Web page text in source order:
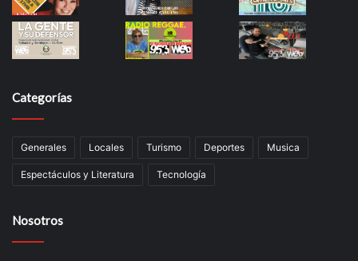
Categorías
Generales Locales Turismo Deportes Musica
Espectáculos y Literatura Tecnología
Nosotros